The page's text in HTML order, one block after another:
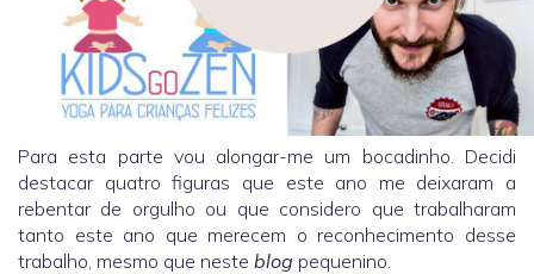
Para esta parte vou alongar-me um bocadinho. Decidi
destacar quatro figuras que este ano me deixaram a
rebentar de orgulho ou que considero que trabalharam
tanto este ano que merecem o reconhecimento desse
trabalho, mesmo que neste blog pequenino.